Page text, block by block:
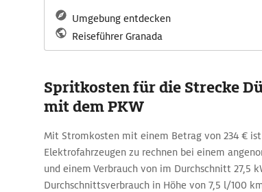
Umgebung entdecken
Reiseführer Granada
Spritkosten für die Strecke
mit dem PKW
Mit Stromkosten mit einem Betrag von 234 €
Elektrofahrzeugen zu rechnen bei einem
und einem Verbrauch von im Durchschnitt 27,5
Durchschnittsverbrauch in Höhe von 7,5 l/100